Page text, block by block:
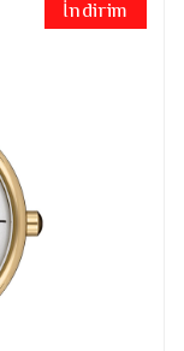
İndirim